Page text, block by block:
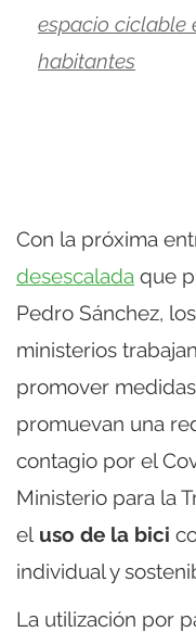
espacio ciclable
habitantes
Con la próxima
desescalada que
Pedro Sánchez,
ministerios
promover
promuevan una
contagio por el
Ministerio para la
el uso de la bici
individual y
La utilización por